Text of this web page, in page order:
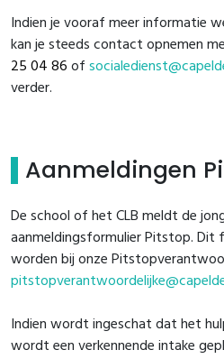
Indien je vooraf meer informatie
kan je steeds contact opnemen
25 04 86of
verder.
Aanmeldingen
De school of het CLB meldt de
aanmeldingsformulier Pitstop. Dit
worden bij onze
Indien wordt ingeschat dat het
wordt een verkennende intake